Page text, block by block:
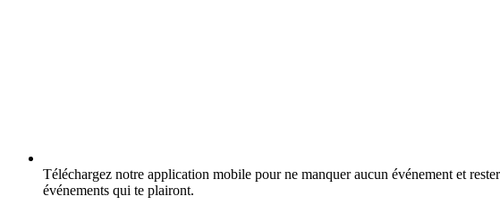
Téléchargez notre application mobile pour ne manquer aucun événement et
événements qui te plairont.